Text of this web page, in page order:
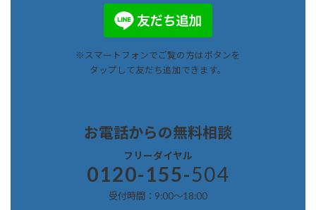
※スマートフォンでご覧の方はボタンを
タップして友だち追加できます。
お電話からの無料相談
フリーダイヤル
0120-155-504
受付時間：9:00～18:00